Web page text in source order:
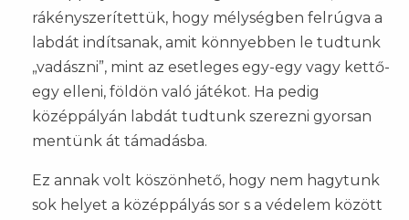
rákényszerítettük, hogy mélységben felrúgva a
labdát indítsanak, amit könnyebben le tudtunk
„vadászni”, mint az esetleges egy-egy vagy kettő-
egy elleni, földön való játékot. Ha pedig
középpályán labdát tudtunk szerezni gyorsan
mentünk át támadásba.
Ez annak volt köszönhető, hogy nem hagytunk
sok helyet a középpályás sor s a védelem között